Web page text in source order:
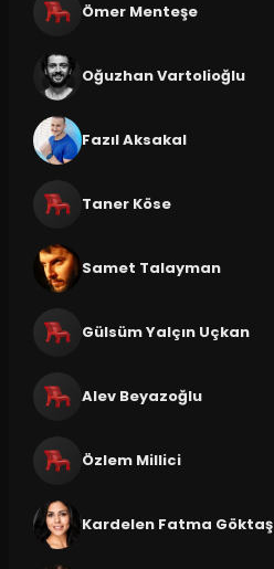
Ömer Menteşe
Oğuzhan Vartolioğlu
Fazıl Aksakal
Taner Köse
Samet Talayman
Gülsüm Yalçın Uçkan
Alev Beyazoğlu
Özlem Millici
Kardelen Fatma Göktaş